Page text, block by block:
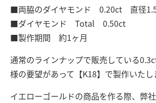
■両脇のダイヤモンド 0.20ct 直径
■ダイヤモンド Total 0.50ct
■製作期間 約1ヶ月
通常のラインナップで販売している
様の要望があって【K18】で製作いたし
イエローゴールドの商品を作る際、弊社